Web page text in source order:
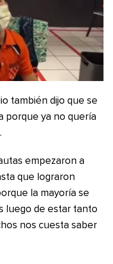
también dijo que se
porque ya no quería
empezaron a
que lograron
la mayoría se
luego de estar tanto
nos cuesta saber